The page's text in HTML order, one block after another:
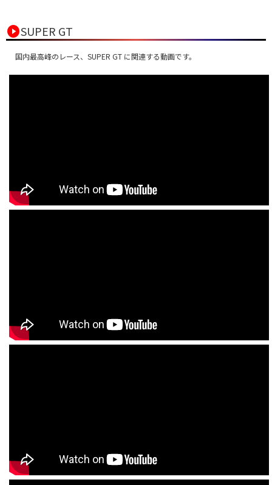
play_circleSUPER GT
国内最高峰のレース、SUPER GT に関連する動画です。